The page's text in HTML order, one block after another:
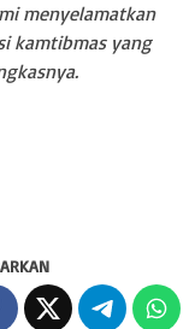
menyelamatkan
kamtibmas yang